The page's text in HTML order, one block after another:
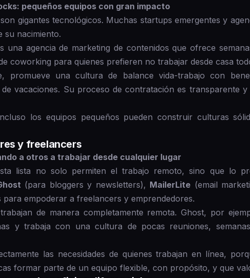
pequeños equipos con gran impacto
gigantes tecnológicos. Muchas startups emergentes y
su nacimiento.
una agencia de marketing de contenidos que ofrece
coworking para quienes prefieren no trabajar desde casa
promueve una cultura de balance vida-trabajo con
vacaciones. Su proceso de contratación es transparente
los equipos pequeños pueden construir culturas
y freelancers
a otros a trabajar desde cualquier lugar
lista no solo permiten el trabajo remoto, sino que lo
(para bloggers y newsletters), MailerLite (email
para empoderar a freelancers y emprendedores.
de manera completamente remota. Ghost, por
y trabaja con una cultura de pocas reuniones,
las necesidades de quienes trabajan en línea,
formar parte de un equipo flexible, con propósito, y que